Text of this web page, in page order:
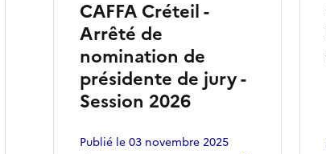
CAFFA Créteil -
Arrêté de
nomination de
présidente de jury -
Session 2026
Publié le 03 novembre 2025